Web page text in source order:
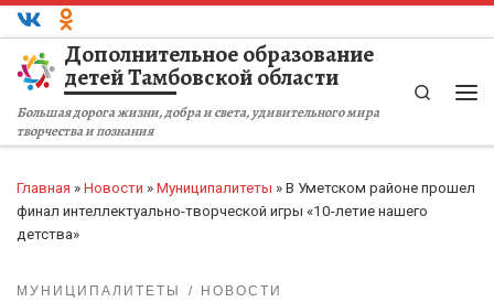
Перейти к содержимому
Дополнительное образование
детей Тамбовской области
Большая дорога жизни, добра и света, удивительного мира
творчества и познания
Search
Главная » Новости » Муниципалитеты » В Уметском районе прошел
финал интеллектуально-творческой игры «10-летие нашего
детства»
МУНИЦИПАЛИТЕТЫ НОВОСТИ